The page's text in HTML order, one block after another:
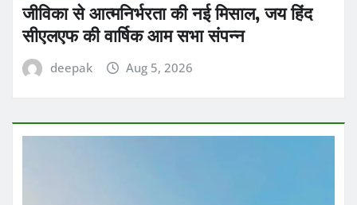
जीविका से आत्मनिर्भरता की नई मिसाल, जय हिंद
सीएलएफ की वार्षिक आम सभा संपन्न
deepak Aug 5, 2026